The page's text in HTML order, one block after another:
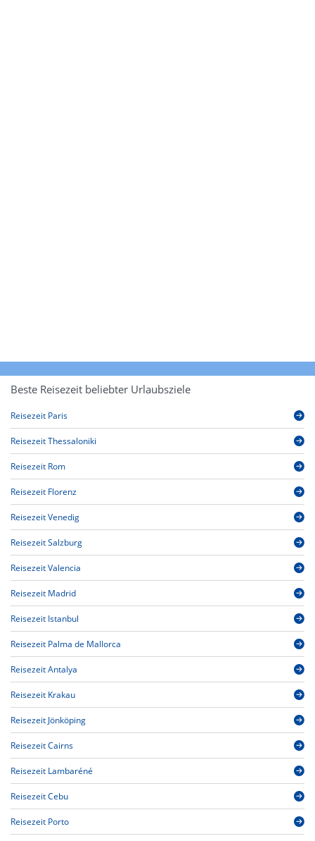
Beste Reisezeit beliebter Urlaubsziele
Reisezeit Paris
Reisezeit Thessaloniki
Reisezeit Rom
Reisezeit Florenz
Reisezeit Venedig
Reisezeit Salzburg
Reisezeit Valencia
Reisezeit Madrid
Reisezeit Istanbul
Reisezeit Palma de Mallorca
Reisezeit Antalya
Reisezeit Krakau
Reisezeit Jönköping
Reisezeit Cairns
Reisezeit Lambaréné
Reisezeit Cebu
Reisezeit Porto